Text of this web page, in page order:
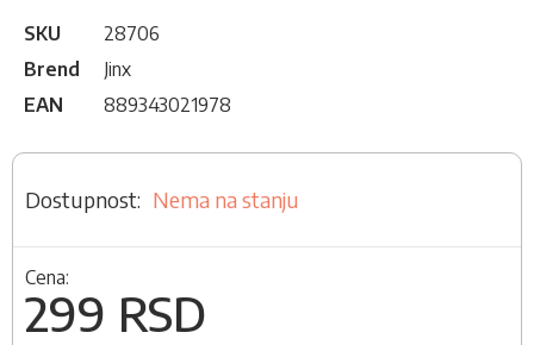
SKU
28706
Brend
Jinx
EAN
889343021978
Nema na stanju
Cena:
299 RSD